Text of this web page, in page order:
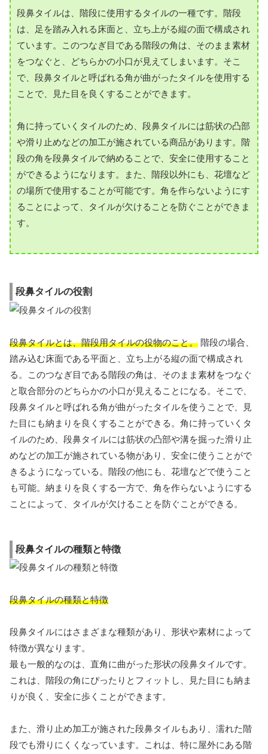
段鼻タイルは、階段に使用するタイルの一種です。階段
は、足を踏み入れる床面と、立ち上がる縦の面で構成され
ています。このつなぎ目である階段の角は、そのまま素材
をつなぐと、どちらかの小口が見えてしまいます。そこ
で、段鼻タイルと呼ばれる角が曲がったタイルを使用する
ことで、見た目を良くすることができます。
角に持っていくタイルのため、段鼻タイルには筋状の凸部
や滑り止めなどの加工が施されている商品があります。階
段の角を段鼻タイルで納めることで、安全に使用すること
ができるようになります。また、階段以外にも、花壇など
の場所で使用することが可能です。角を作らないようにす
ることによって、タイルが欠けることを防ぐことができま
す。
段鼻タイルの役割
段鼻タイルとは、階段用タイルの役物のこと。 階段の場合、
踏み込む床面である平面と、立ち上がる縦の面で構成され
る。このつなぎ目である階段の角は、そのまま素材をつなぐ
と取合部分のどちらかの小口が見えることになる。そこで、
段鼻タイルと呼ばれる角が曲がったタイルを使うことで、見
た目にも納まりを良くすることができる。角に持っていくタ
イルのため、段鼻タイルには筋状の凸部や溝を掘った滑り止
めなどの加工が施されている物があり、安全に使うことがで
きるようになっている。階段の他にも、花壇などで使うこと
も可能。納まりを良くする一方で、角を作らないようにする
ことによって、タイルが欠けることを防ぐことができる。
段鼻タイルの種類と特徴
段鼻タイルの種類と特徴
段鼻タイルにはさまざまな種類があり、形状や素材によって
特徴が異なります。
最も一般的なのは、直角に曲がった形状の段鼻タイルです。
これは、階段の角にぴったりとフィットし、見た目にも納ま
りが良く、安全に歩くことができます。
また、滑り止め加工が施された段鼻タイルもあり、濡れた階
段でも滑りにくくなっています。これは、特に屋外にある階